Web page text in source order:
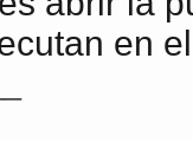
en